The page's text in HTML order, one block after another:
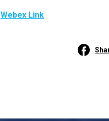
Webex Link